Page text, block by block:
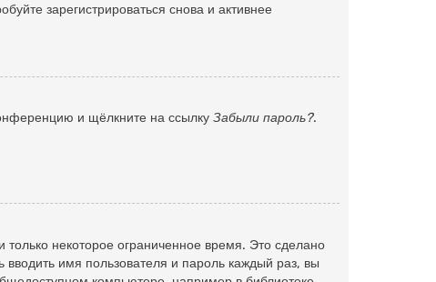
зарегистрироваться снова и активнее
и щёлкните на ссылку Забыли пароль?.
некоторое ограниченное время. Это сделано
вводить имя пользователя и пароль каждый раз, вы